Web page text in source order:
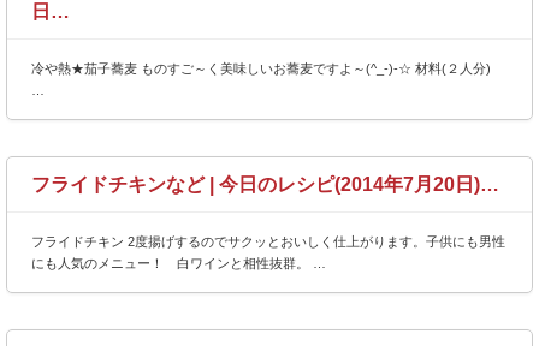
日…
冷や熱★茄子蕎麦 ものすご～く美味しいお蕎麦ですよ～(^_-)-☆ 材料(２人分)
フライドチキンなど | 今日のレシピ(2014年7月20日)…
フライドチキン 2度揚げするのでサクッとおいしく仕上がります。子供にも男性
にも人気のメニュー！ 白ワインと相性抜群。 …